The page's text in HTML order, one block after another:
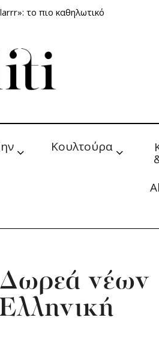
το πιο καθηλωτικό
Κουλτούρα
νέων